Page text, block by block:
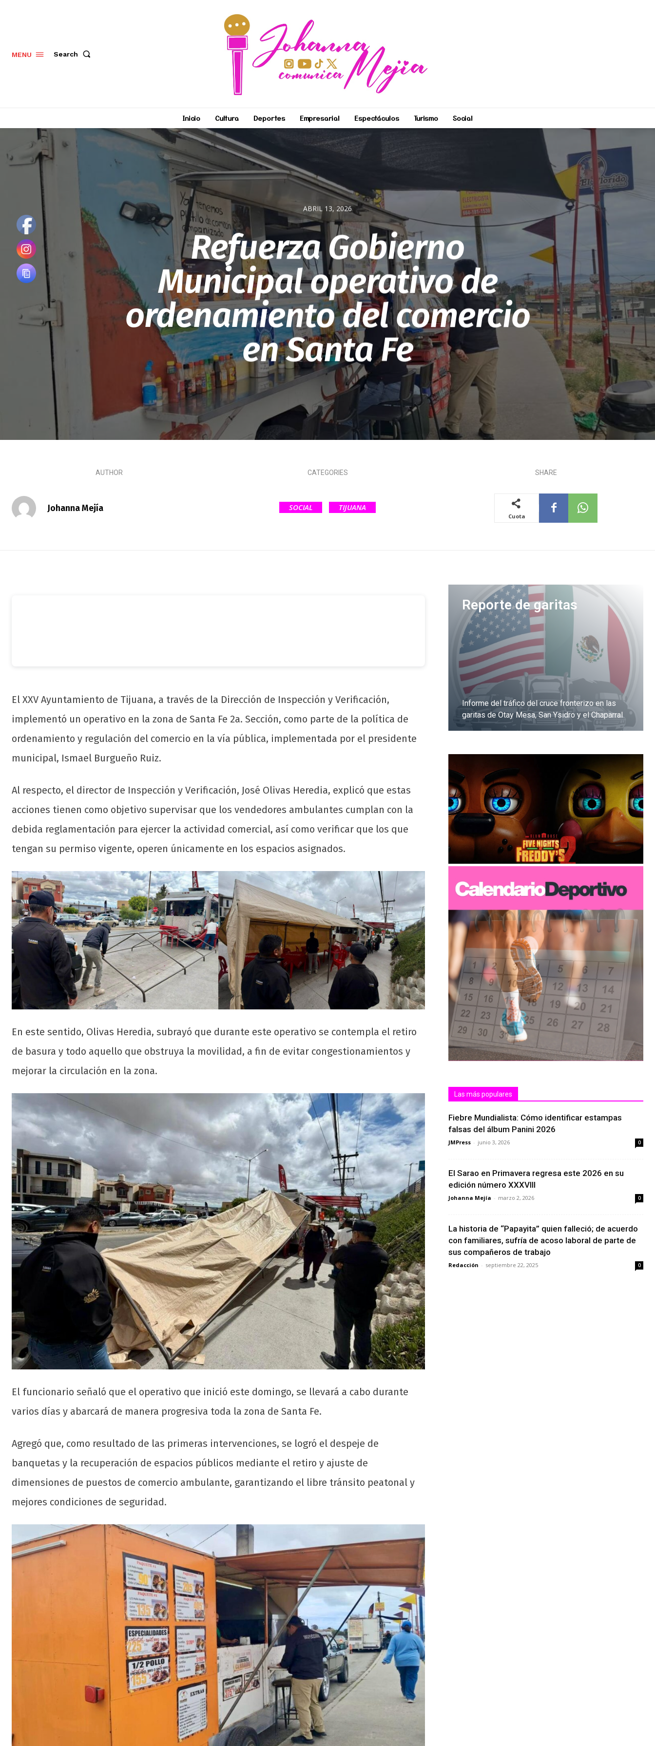
MENU Search
Inicio Cultura Deportes Empresarial Espectáculos Turismo Social
ABRIL 13, 2026
Refuerza Gobierno
Municipal operativo de
ordenamiento del comercio
en Santa Fe
AUTHOR
Johanna Mejía
CATEGORIES
SOCIAL TIJUANA
SHARE
Cuota
El XXV Ayuntamiento de Tijuana, a través de la Dirección de Inspección y Verificación,
implementó un operativo en la zona de Santa Fe 2a. Sección, como parte de la política de
ordenamiento y regulación del comercio en la vía pública, implementada por el presidente
municipal, Ismael Burgueño Ruiz.
Al respecto, el director de Inspección y Verificación, José Olivas Heredia, explicó que estas
acciones tienen como objetivo supervisar que los vendedores ambulantes cumplan con la
debida reglamentación para ejercer la actividad comercial, así como verificar que los que
tengan su permiso vigente, operen únicamente en los espacios asignados.
En este sentido, Olivas Heredia, subrayó que durante este operativo se contempla el retiro
de basura y todo aquello que obstruya la movilidad, a fin de evitar congestionamientos y
mejorar la circulación en la zona.
El funcionario señaló que el operativo que inició este domingo, se llevará a cabo durante
varios días y abarcará de manera progresiva toda la zona de Santa Fe.
Agregó que, como resultado de las primeras intervenciones, se logró el despeje de
banquetas y la recuperación de espacios públicos mediante el retiro y ajuste de
dimensiones de puestos de comercio ambulante, garantizando el libre tránsito peatonal y
mejores condiciones de seguridad.
Reporte de garitas
Informe del tráfico del cruce fronterizo en las
garitas de Otay Mesa, San Ysidro y el Chaparral
Dale clic
Las más populares
Fiebre Mundialista: Cómo identificar estampas
falsas del álbum Panini 2026
JMPress - junio 3, 2026 0
El Sarao en Primavera regresa este 2026 en su
edición número XXXVIII
Johanna Mejía - marzo 2, 2026 0
La historia de “Papayita” quien falleció; de acuerdo
con familiares, sufría de acoso laboral de parte de
sus compañeros de trabajo
Redacción - septiembre 22, 2025 0